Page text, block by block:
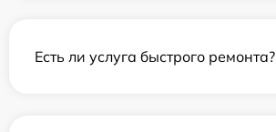
Есть ли услуга быстрого ремонта?